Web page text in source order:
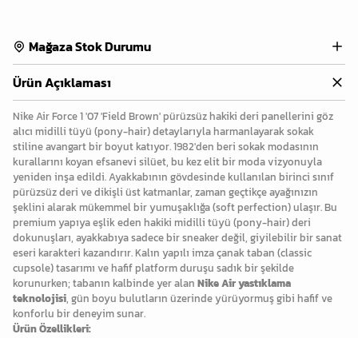
Mağaza Stok Durumu
Ürün Açıklaması
Nike Air Force 1 '07 'Field Brown' pürüzsüz hakiki deri panellerini göz
alıcı midilli tüyü (pony-hair) detaylarıyla harmanlayarak sokak
stiline avangart bir boyut katıyor. 1982'den beri sokak modasının
kurallarını koyan efsanevi silüet, bu kez elit bir moda vizyonuyla
yeniden inşa edildi. Ayakkabının gövdesinde kullanılan birinci sınıf
pürüzsüz deri ve dikişli üst katmanlar, zaman geçtikçe ayağınızın
şeklini alarak mükemmel bir yumuşaklığa (soft perfection) ulaşır. Bu
premium yapıya eşlik eden hakiki midilli tüyü (pony-hair) deri
dokunuşları, ayakkabıya sadece bir sneaker değil, giyilebilir bir sanat
eseri karakteri kazandırır. Kalın yapılı imza çanak taban (classic
cupsole) tasarımı ve hafif platform duruşu sadık bir şekilde
korunurken; tabanın kalbinde yer alan Nike Air yastıklama
teknolojisi, gün boyu bulutların üzerinde yürüyormuş gibi hafif ve
konforlu bir deneyim sunar.
Ürün Özellikleri: